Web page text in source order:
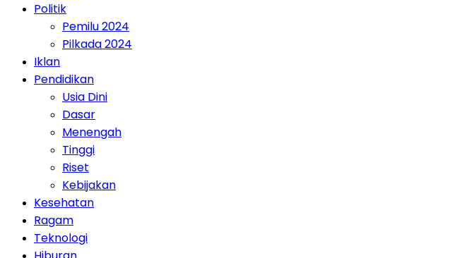
Politik
Pemilu 2024
Pilkada 2024
Iklan
Pendidikan
Usia Dini
Dasar
Menengah
Tinggi
Riset
Kebijakan
Kesehatan
Ragam
Teknologi